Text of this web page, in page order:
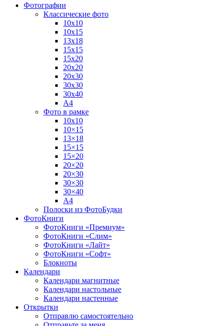
Фотографии
Классические фото
10х10
10х15
13х18
15х15
15х20
20х20
20х30
30х30
30х40
А4
Фото в рамке
10х10
10×15
13×18
15×15
15×20
20×20
20×30
30×30
30×40
A4
Полоски из ФотоБудки
ФотоКниги
ФотоКниги «Премиум»
ФотоКниги «Слим»
ФотоКниги «Лайт»
ФотоКниги «Софт»
Блокноты
Календари
Календари магнитные
Календари настольные
Календари настенные
Открытки
Отправлю самостоятельно